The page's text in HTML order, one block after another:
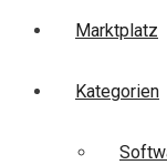
Marktplatz
Kategorien